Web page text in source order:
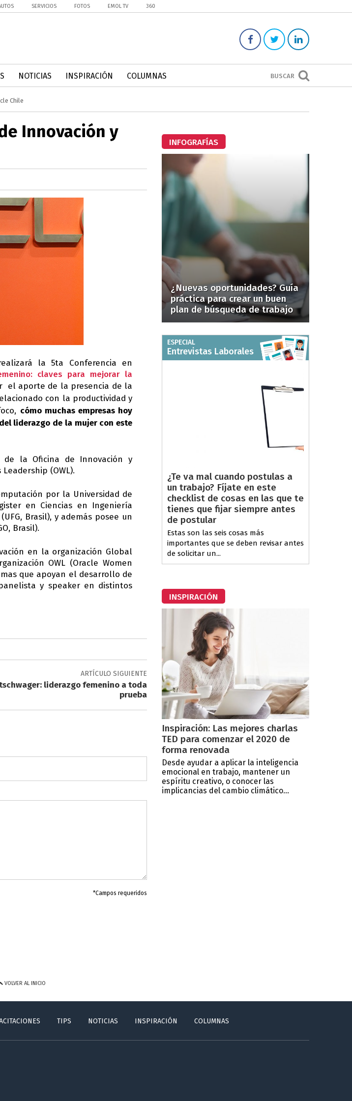
SERVICIOS FOTOS EMOL TV 360
BUSCAR
NOTICIAS INSPIRACIÓN COLUMNAS
Chile
Innovación y
la 5ta Conferencia en
claves para mejorar la
el aporte de la presencia de la
con la productividad y
cómo muchas empresas hoy
liderazgo de la mujer con este
de la Oficina de Innovación y
(OWL).
por la Universidad de
en Ciencias en Ingeniería
Brasil), y además posee un
Brasil).
en la organización Global
OWL (Oracle Women
que apoyan el desarrollo de
y speaker en distintos
ARTÍCULO SIGUIENTE
liderazgo femenino a toda
prueba
*Campos requeridos
INFOGRAFÍAS
¿Nuevas oportunidades? Guía
práctica para crear un buen
plan de búsqueda de trabajo
ESPECIAL
Entrevistas Laborales
¿Te va mal cuando postulas a
un trabajo? Fíjate en este
checklist de cosas en las que te
tienes que fijar siempre antes
de postular
Estas son las seis cosas más
importantes que se deben revisar antes
de solicitar un...
INSPIRACIÓN
Inspiración: Las mejores charlas
TED para comenzar el 2020 de
forma renovada
Desde ayudar a aplicar la inteligencia
emocional en trabajo, mantener un
espíritu creativo, o conocer las
implicancias del cambio climático...
VOLVER AL INICIO
TIPS NOTICIAS INSPIRACIÓN COLUMNAS